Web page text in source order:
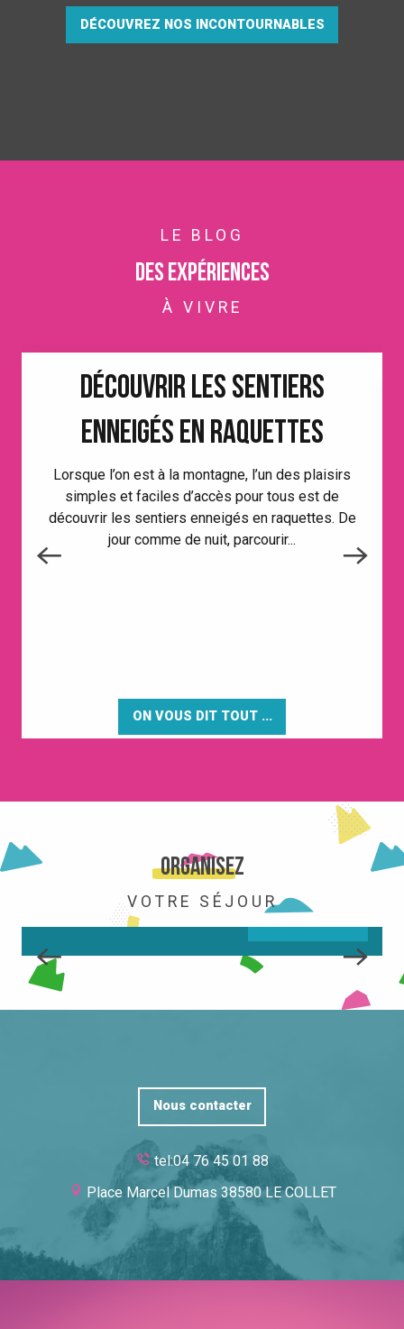
DÉCOUVREZ NOS INCONTOURNABLES
LE BLOG
Des expériences
À VIVRE
DÉCOUVRIR LES SENTIERS
ENNEIGÉS EN RAQUETTES
Lorsque l’on est à la montagne, l’un des plaisirs
simples et faciles d’accès pour tous est de
découvrir les sentiers enneigés en raquettes. De
jour comme de nuit, parcourir...
ON VOUS DIT TOUT ...
Organisez
VOTRE SÉJOUR
LA STATION
Nous contacter
tel:04 76 45 01 88
Place Marcel Dumas 38580 LE COLLET